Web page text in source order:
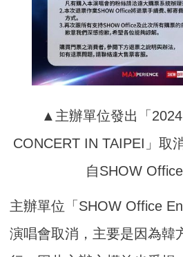
▲主辦單位發出「
CONCERT IN TAIPEI」取
自SHOW Office
主辦單位「SHOW Office
演唱會取消，主要是因為韓